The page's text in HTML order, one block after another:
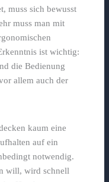
muss sich bewusst
muss man mit
ist wichtig:
die Bedienung
allem auch der
kaum eine
auf ein
notwendig.
will, wird schnell